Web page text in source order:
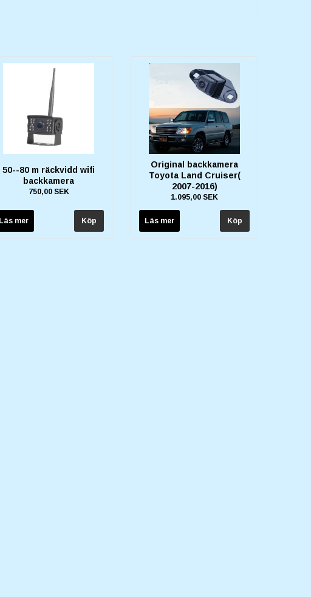
50--80 m räckvidd wifi
backkamera
750,00 SEK
Läs mer
Original backkamera
Toyota Land Cruiser(
2007-2016)
1.095,00 SEK
Läs mer